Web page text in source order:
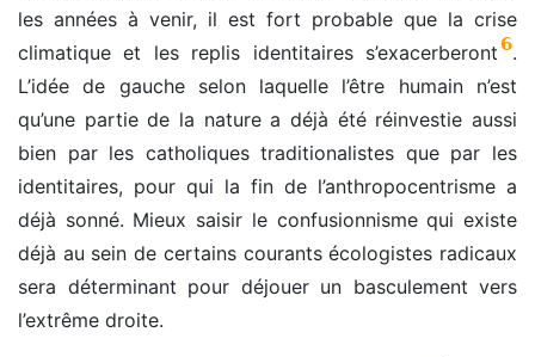
les années à venir, il est fort probable que la crise
climatique et les replis identitaires s’exacerberont 6.
L’idée de gauche selon laquelle l’être humain n’est
qu’une partie de la nature a déjà été réinvestie aussi
bien par les catholiques traditionalistes que par les
identitaires, pour qui la fin de l’anthropocentrisme a
déjà sonné. Mieux saisir le confusionnisme qui existe
déjà au sein de certains courants écologistes radicaux
sera déterminant pour déjouer un basculement vers
l’extrême droite.